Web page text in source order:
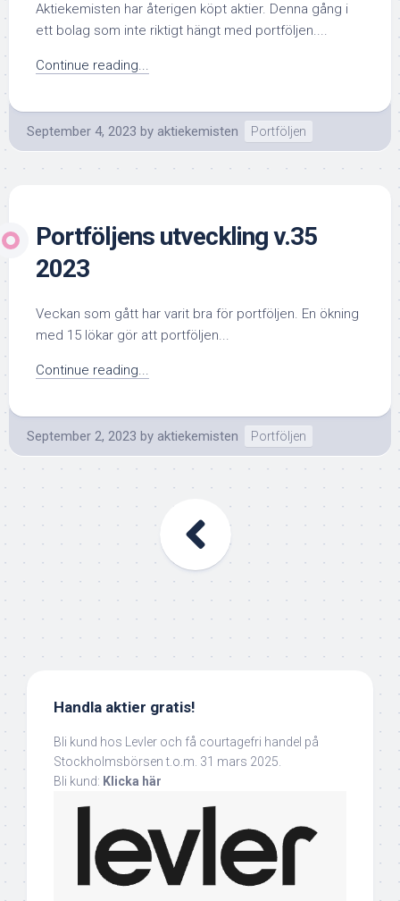
Aktiekemisten har återigen köpt aktier. Denna gång i
ett bolag som inte riktigt hängt med portföljen....
Continue reading...
September 4, 2023 by aktiekemisten Portföljen
Portföljens utveckling v.35
2023
Veckan som gått har varit bra för portföljen. En ökning
med 15 lökar gör att portföljen...
Continue reading...
September 2, 2023 by aktiekemisten Portföljen
Handla aktier gratis!
Bli kund hos Levler och få courtagefri handel på
Stockholmsbörsen t.o.m. 31 mars 2025.
Bli kund: Klicka här